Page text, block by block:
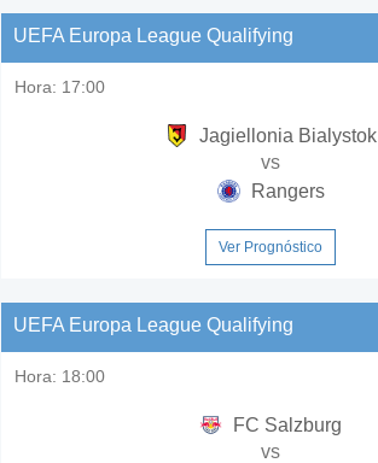
UEFA Europa League Qualifying
Hora: 17:00
Jagiellonia Bialystok
vs
Rangers
Ver Prognóstico
UEFA Europa League Qualifying
Hora: 18:00
FC Salzburg
vs